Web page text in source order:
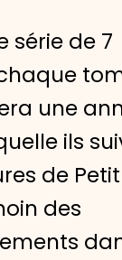
série de 7
une
ils
de Petit
des